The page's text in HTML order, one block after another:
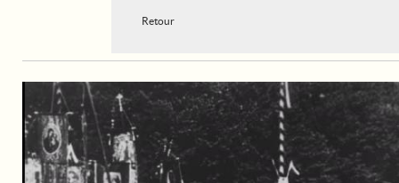
Retour